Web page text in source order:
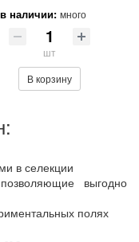
наличии: много
шт
В корзину
в селекции
выгодно
полях